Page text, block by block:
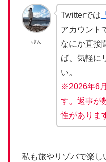
けん
Twitterでは
アカウント
なにか直接
ば、気軽に
い。
※2026年6
す。返事が
性がありま
私も旅やリゾバで楽し